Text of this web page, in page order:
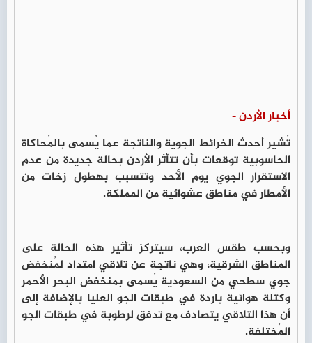
أخبار الأردن -
تُشير أحدث الخرائط الجوية والناتجة عما يُسمى بالمُحاكاة
الحاسوبية توقعات بأن تتأثر الأردن بحالة جديدة من عدم
الاستقرار الجوي يوم الأحد وتتسبب بهطول زخات من
الأمطار في مناطق عشوائية من المملكة.
وبحسب طقس العرب، سيتركز تأثير هذه الحالة على
المناطق الشرقية، وهي ناتجة عن تلاقي امتداد لمُنخفض
جوي سطحي من السعودية يُسمى بمنخفض البحر الأحمر
وكتلة هوائية باردة في طبقات الجو العليا بالإضافة إلى
أن هذا التلاقي يتصادف مع تدفق لرطوبة في طبقات الجو
المُختلفة.